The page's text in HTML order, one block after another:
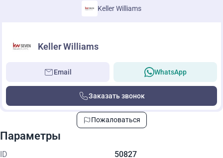
Keller Williams
Keller Williams
Email WhatsApp
Заказать звонок
Пожаловаться
Параметры
ID 50827